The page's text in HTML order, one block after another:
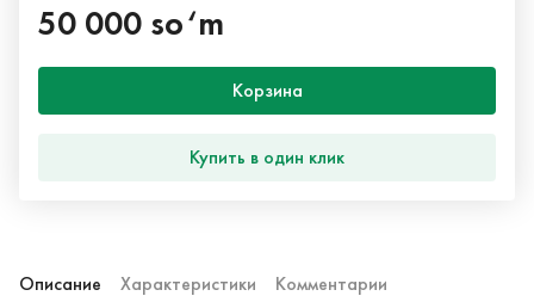
50 000 so‘m
Корзина
Купить в один клик
Описание Характеристики Комментарии